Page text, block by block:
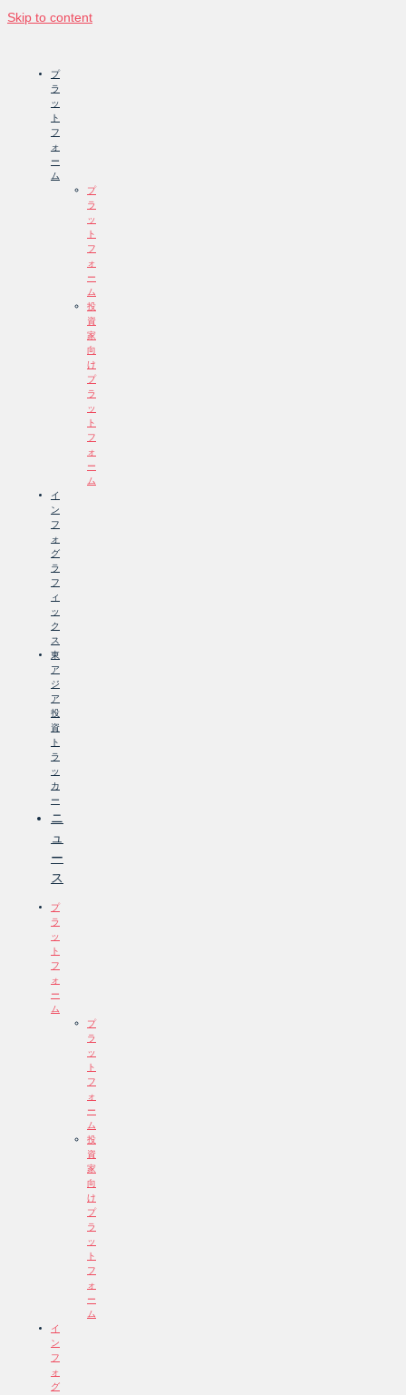
Skip to content
プ
ラ
ッ
ト
フ
ォ
ー
ム
プ
ラ
ッ
ト
フ
ォ
ー
ム
投
資
家
向
け
プ
ラ
ッ
ト
フ
ォ
ー
ム
イ
ン
フ
ォ
グ
ラ
フ
ィ
ッ
ク
ス
東
ア
ジ
ア
投
資
ト
ラ
ッ
カ
ー
ニ
ュ
ー
ス
プ
ラ
ッ
ト
フ
ォ
ー
ム
プ
ラ
ッ
ト
フ
ォ
ー
ム
投
資
家
向
け
プ
ラ
ッ
ト
フ
ォ
ー
ム
イ
ン
フ
ォ
グ